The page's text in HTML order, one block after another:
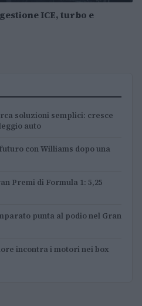
ICE, turbo e
soluzioni semplici: cresce
auto
con Williams dopo una
Premi di Formula 1: 5,25
punta al podio nel Gran
incontra i motori nei box